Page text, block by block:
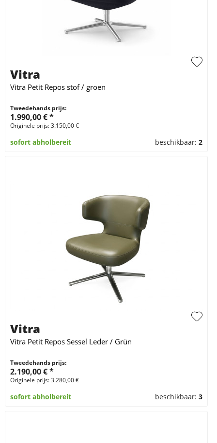
Vitra
Vitra Petit Repos stof / groen
Tweedehands prijs:
1.990,00 € *
Originele prijs: 3.150,00 €
sofort abholbereit beschikbaar:2
Vitra
Vitra Petit Repos Sessel Leder / Grün
Tweedehands prijs:
2.190,00 € *
Originele prijs: 3.280,00 €
sofort abholbereit beschikbaar:3